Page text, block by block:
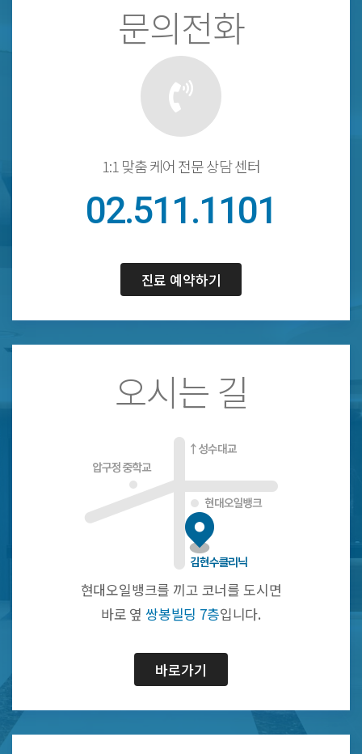
문의전화
1:1 맞춤 케어 전문 상담 센터
02.511.1101
진료 예약하기
오시는 길
현대오일뱅크를 끼고 코너를 도시면
바로 옆 쌍봉빌딩 7층입니다.
바로가기